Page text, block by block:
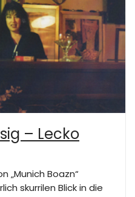
– Lecko
„Munich Boazn“
skurrilen Blick in die